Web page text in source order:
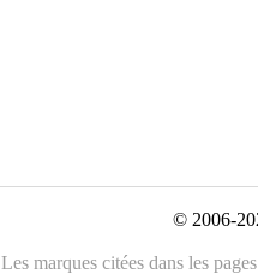
© 2006-
Les marques citées dans les